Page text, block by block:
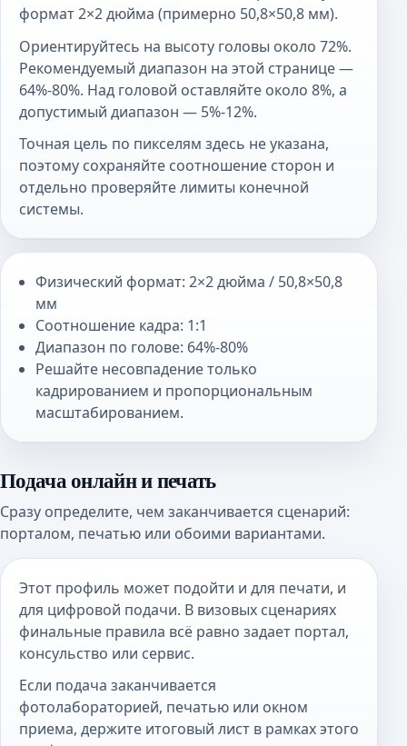
формат 2×2 дюйма (примерно 50,8×50,8 мм).
Ориентируйтесь на высоту головы около 72%.
Рекомендуемый диапазон на этой странице —
64%-80%. Над головой оставляйте около 8%, а
допустимый диапазон — 5%-12%.
Точная цель по пикселям здесь не указана,
поэтому сохраняйте соотношение сторон и
отдельно проверяйте лимиты конечной
системы.
Физический формат: 2×2 дюйма / 50,8×50,8
мм
Соотношение кадра: 1:1
Диапазон по голове: 64%-80%
Решайте несовпадение только
кадрированием и пропорциональным
масштабированием.
Подача онлайн и печать
Сразу определите, чем заканчивается сценарий:
порталом, печатью или обоими вариантами.
Этот профиль может подойти и для печати, и
для цифровой подачи. В визовых сценариях
финальные правила всё равно задает портал,
консульство или сервис.
Если подача заканчивается
фотолабораторией, печатью или окном
приема, держите итоговый лист в рамках этого